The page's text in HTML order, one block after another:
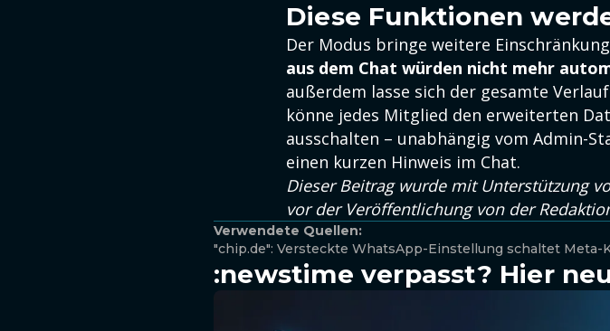
Diese Funktionen
Der Modus bringe weitere
aus dem Chat würden nicht mehr
außerdem lasse sich der gesamte
könne jedes Mitglied den erweiterten
ausschalten – unabhängig vom Admin-
einen kurzen Hinweis im Chat.
Dieser Beitrag wurde mit Unterstützung
vor der Veröffentlichung von der
Verwendete Quellen:
"chip.de": Versteckte WhatsApp-Einstellung schaltet Meta-
:newstime verpasst? Hier